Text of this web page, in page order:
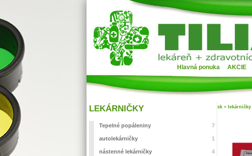
Hlavná ponuka AKCIE
sk » lekárničky
LEKÁRNIČKY
Tepelné popáleniny 7
autolekárničky 1
nástenné lekárničky 4